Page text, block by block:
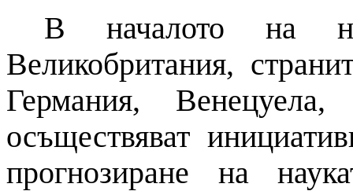
В началото на
Великобритания,
Германия,
осъществяват
прогнозиране на